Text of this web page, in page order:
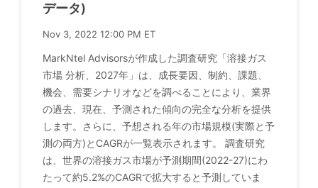
データ)
Nov 3, 2022 12:00 PM ET
MarkNtel Advisorsが作成した調査研究「溶接ガス
市場 分析、2027年」は、成長要因、制約、課題、
機会、需要シナリオなどを調べることにより、業界
の過去、現在、予測された傾向の完全な分析を提供
します。さらに、予想される年の市場規模(実際と予
測の両方)とCAGRが一覧表示されます。 調査研究
は、世界の溶接ガス市場が予測期間(2022-27)にわ
たって約5.2%のCAGRで拡大すると予測していま